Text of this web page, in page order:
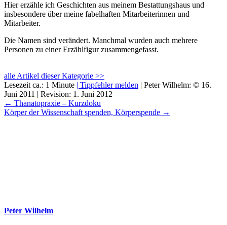
Hier erzähle ich Geschichten aus meinem Bestattungshaus und
insbesondere über meine fabelhaften Mitarbeiterinnen und
Mitarbeiter.
Die Namen sind verändert. Manchmal wurden auch mehrere
Personen zu einer Erzählfigur zusammengefasst.
alle Artikel dieser Kategorie >>
Lesezeit ca.: 1 Minute | Tippfehler melden | Peter Wilhelm: © 16.
Juni 2011 | Revision: 1. Juni 2012
← Thanatopraxie – Kurzdoku
Körper der Wissenschaft spenden, Körperspende →
Peter Wilhelm